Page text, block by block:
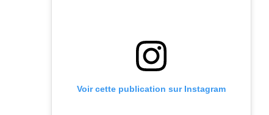
Voir cette publication sur Instagram